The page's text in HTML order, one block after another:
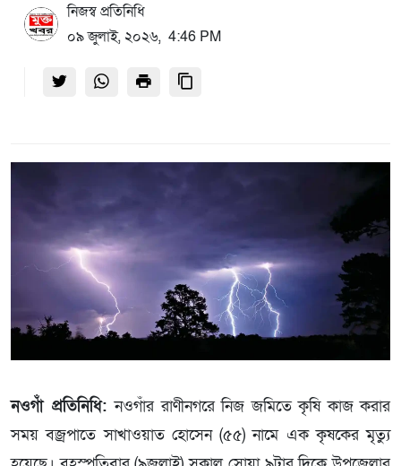
নিজস্ব প্রতিনিধি
০৯ জুলাই, ২০২৬, 4:46 PM
নওগাঁ প্রতিনিধি:নওগাঁর রাণীনগরে নিজ জমিতে কৃষি কাজ করার
সময় বজ্রপাতে সাখাওয়াত হোসেন (৫৫) নামে এক কৃষকের মৃত্যু